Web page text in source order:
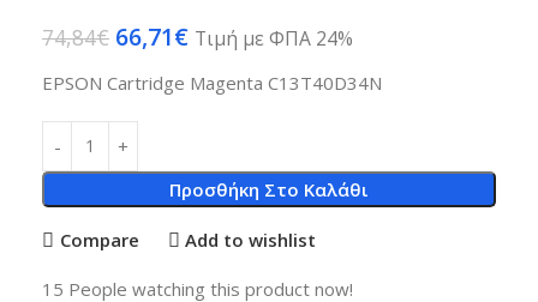
74,84€ 66,71€ Τιμή με ΦΠΑ 24%
EPSON Cartridge Magenta C13T40D34N
Προσθήκη Στο Καλάθι
Compare Add to wishlist
15 People watching this product now!